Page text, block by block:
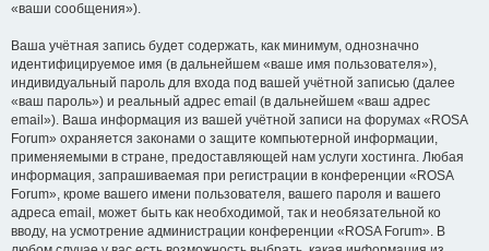
«ваши сообщения»).
Ваша учётная запись будет содержать, как минимум, однозначно
идентифицируемое имя (в дальнейшем «ваше имя пользователя»),
индивидуальный пароль для входа под вашей учётной записью (далее
«ваш пароль») и реальный адрес email (в дальнейшем «ваш адрес
email»). Ваша информация из вашей учётной записи на форумах «ROSA
Forum» охраняется законами о защите компьютерной информации,
применяемыми в стране, предоставляющей нам услуги хостинга. Любая
информация, запрашиваемая при регистрации в конференции «ROSA
Forum», кроме вашего имени пользователя, вашего пароля и вашего
адреса email, может быть как необходимой, так и необязательной ко
вводу, на усмотрение администрации конференции «ROSA Forum». В